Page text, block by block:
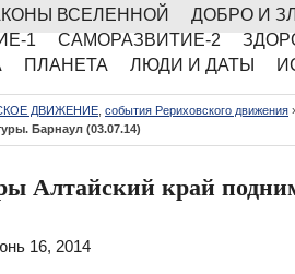
ВСЕЛЕННОЙ
ДОБРО И
1
САМОРАЗВИТИЕ-2
ПЛАНЕТА ЛЮДИ И ДАТЫ
ДВИЖЕНИЕ события Рериховского движения
Барнаул (03.07.14)
Алтайский край
16, 2014